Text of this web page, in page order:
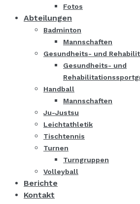
Fotos
Abteilungen
Badminton
Mannschaften
Gesundheits- und
Gesundheits- und
Handball
Mannschaften
Ju-Justsu
Leichtathletik
Tischtennis
Turnen
Turngruppen
Volleyball
Berichte
Kontakt